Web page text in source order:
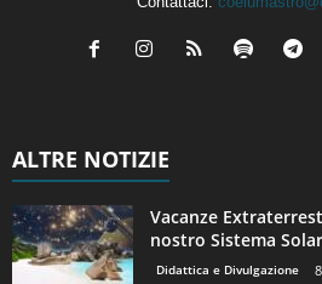
ALTRE NOTIZIE
Vacanze
nostro Sistema
Didattica e Divulgazione